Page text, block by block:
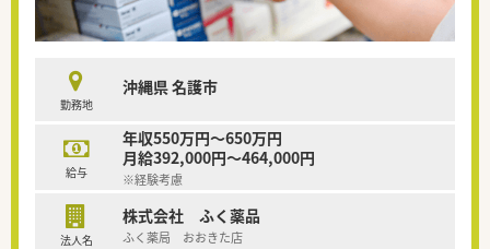
勤務地
沖縄県 名護市
給与
年収550万円～650万円
月給392,000円～464,000円
※経験考慮
法人名
株式会社 ふく薬品
ふく薬局 おおきた店